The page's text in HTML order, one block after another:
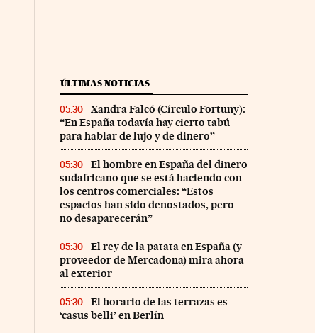
ÚLTIMAS NOTICIAS
05:30
Xandra Falcó (Círculo Fortuny):
“En España todavía hay cierto tabú
para hablar de lujo y de dinero”
05:30
El hombre en España del dinero
sudafricano que se está haciendo con
los centros comerciales: “Estos
espacios han sido denostados, pero
no desaparecerán”
05:30
El rey de la patata en España (y
proveedor de Mercadona) mira ahora
al exterior
05:30
El horario de las terrazas es
‘casus belli’ en Berlín